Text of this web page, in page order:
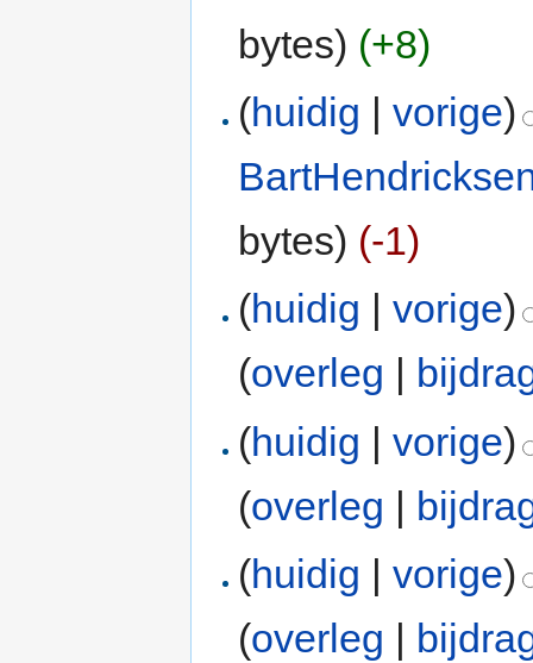
bytes) (+8)
(huidig |vorige)
bytes) (-1)
(huidig |vorige)
(overleg
(huidig |vorige)
(overleg |
(huidig |vorige)
(overleg |